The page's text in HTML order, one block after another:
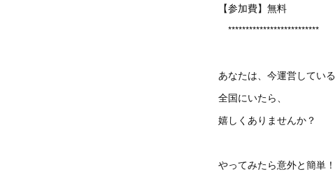
【参加費】無料
**************************
あなたは、今運営してい
全国にいたら、
嬉しくありませんか？
やってみたら意外と簡単